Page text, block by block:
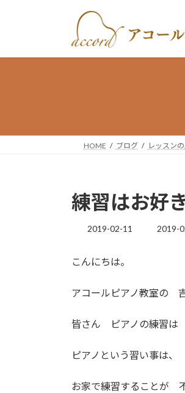
プ
動
HOME ブログ レッスン
練習はお好
2019-02-11
最
時
:
2019-
こんにちは。
アコールピアノ教室の 吉
皆さん ピアノの練習
ピアノという習い事は、
お家で練習することが